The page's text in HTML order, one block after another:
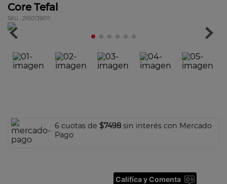
Core Tefal
2100139011
6 cuotas de $7498 sin interés con Mercado
Pago
Califíca y Comenta
4.
sartenes
7.